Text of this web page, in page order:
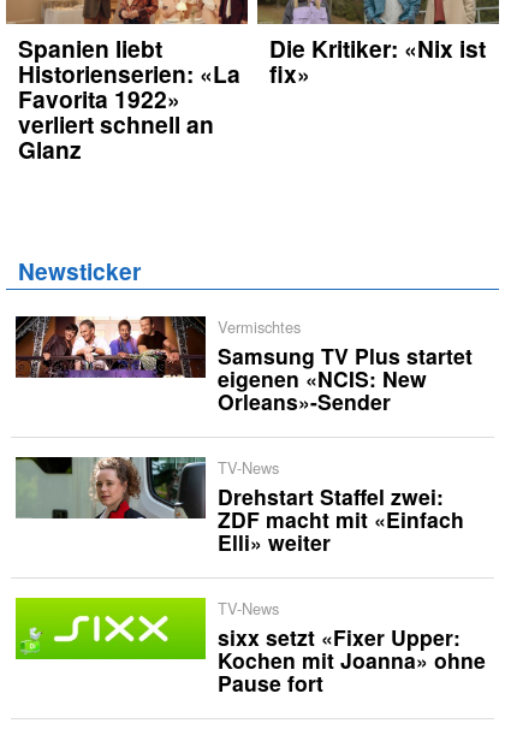
Spanien liebt
Historienserien: «La
Favorita 1922»
verliert schnell an
Glanz
Die Kritiker: «Nix ist
fix»
Newsticker
Vermischtes
Samsung TV Plus startet
eigenen «NCIS: New
Orleans»-Sender
TV-News
Drehstart Staffel zwei:
ZDF macht mit «Einfach
Elli» weiter
TV-News
sixx setzt «Fixer Upper:
Kochen mit Joanna» ohne
Pause fort